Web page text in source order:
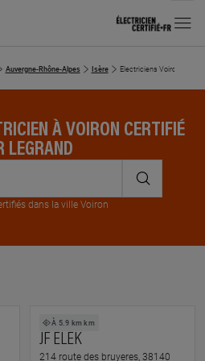
MENU
Auvergne-Rhône-Alpes Isère Electriciens Voiron
À VOIRON CERTIFIÉ
LEGRAND
sdans la ville Voiron
À 5.9 km km
JF ELEK
214 route des bruyeres, 38140